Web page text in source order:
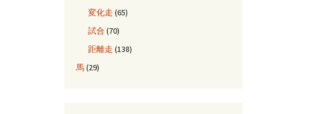
変化走 (65)
試合 (70)
距離走 (138)
馬(29)